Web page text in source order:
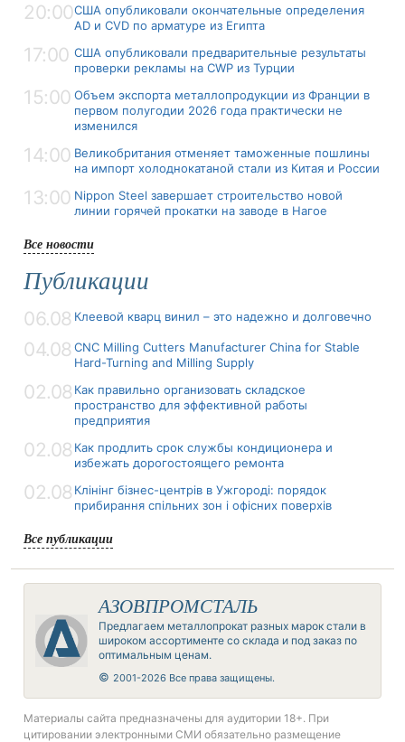
20:00США опубликовали окончательные определения
AD и CVD по арматуре из Египта
17:00 США опубликовали предварительные результаты
проверки рекламы на CWP из Турции
15:00 Объем экспорта металлопродукции из Франции в
первом полугодии 2026 года практически не
изменился
14:00 Великобритания отменяет таможенные пошлины
на импорт холоднокатаной стали из Китая и России
13:00 Nippon Steel завершает строительство новой
линии горячей прокатки на заводе в Нагое
Все новости
Публикации
06.08 Клеевой кварц винил – это надежно и долговечно
04.08 CNC Milling Cutters Manufacturer China for Stable
Hard-Turning and Milling Supply
02.08 Как правильно организовать складское
пространство для эффективной работы
предприятия
02.08 Как продлить срок службы кондиционера и
избежать дорогостоящего ремонта
02.08 Клінінг бізнес-центрів в Ужгороді: порядок
прибирання спільних зон і офісних поверхів
Все публикации
АЗОВПРОМСТАЛЬ
Предлагаем металлопрокат разных марок стали в
широком ассортименте со склада и под заказ по
оптимальным ценам.
© 2001-2026 Все права защищены.
Материалы сайта предназначены для аудитории 18+. При
цитировании электронными СМИ обязательно размещение